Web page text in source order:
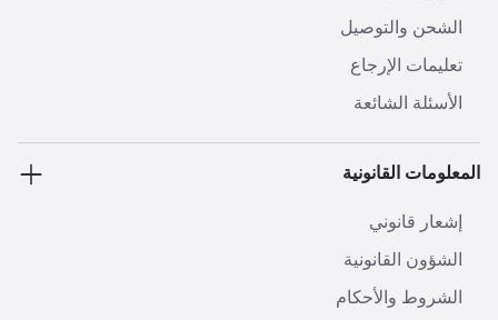
الشحن والتوصيل
تعليمات الإرجاع
الأسئلة الشائعة
المعلومات القانونية
إشعار قانوني
الشؤون القانونية
الشروط والأحكام